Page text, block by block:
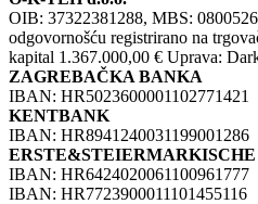
OIB: 37322381288, MBS:
odgovornošću registrirano na
kapital 1.367.000,00 € Uprava:
ZAGREBAČKA BANKA
IBAN: HR5023600001102771421
KENTBANK
IBAN: HR8941240031199001286
IBAN:
IBAN: HR7723900011101455116